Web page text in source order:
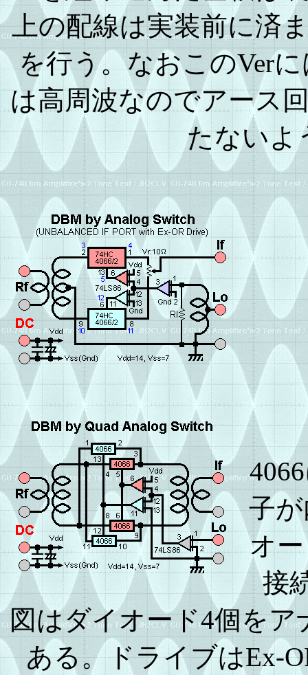
上の配線は実装前に済
を行う。なおこのVer
は高周波なのでアース
たないよ
子
オ
接
図はダイオード4個をア
ある。ドライブはEx-